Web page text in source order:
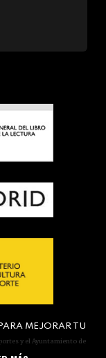
y el Ayuntamiento de
MEJORAR TU